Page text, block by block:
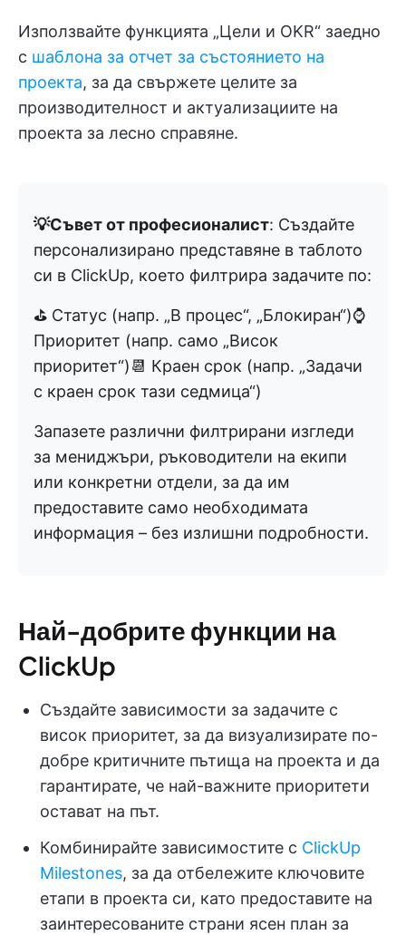
Използвайте функцията „Цели и OKR“ заедно
с шаблона за отчет за състоянието на
проекта, за да свържете целите за
производителност и актуализациите на
проекта за лесно справяне.
💡Съвет от професионалист: Създайте
персонализирано представяне в таблото
си в ClickUp, което филтрира задачите по:
⛳️ Статус (напр. „В процес“, „Блокиран“)⌚️
Приоритет (напр. само „Висок
приоритет“)📆 Краен срок (напр. „Задачи
с краен срок тази седмица“)
Запазете различни филтрирани изгледи
за мениджъри, ръководители на екипи
или конкретни отдели, за да им
предоставите само необходимата
информация – без излишни подробности.
Най-добрите функции на
ClickUp
Създайте зависимости за задачите с
висок приоритет, за да визуализирате по-
добре критичните пътища на проекта и да
гарантирате, че най-важните приоритети
остават на път.
Комбинирайте зависимостите с ClickUp
Milestones, за да отбележите ключовите
етапи в проекта си, като предоставите на
заинтересованите страни ясен план за